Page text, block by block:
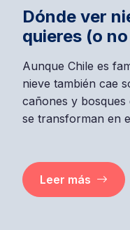
Dónde ver
quieres (o
Aunque Chile es
nieve también cae
cañones y
se transforman en
Leer más